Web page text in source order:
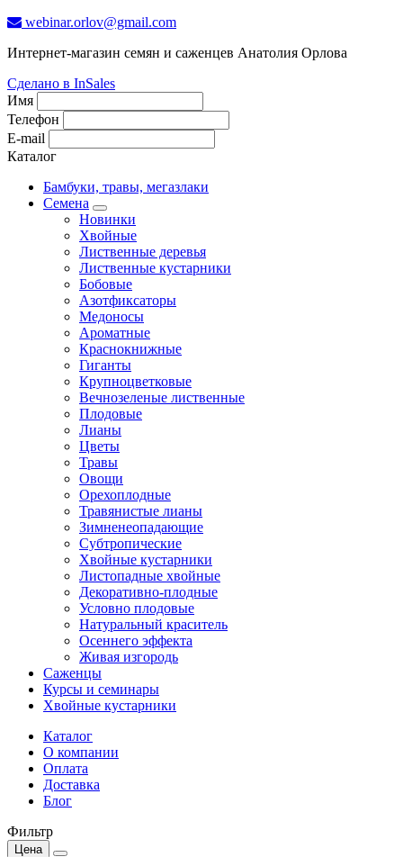
webinar.orlov@gmail.com
Интернет-магазин семян и саженцев Анатолия Орлова
Сделано в InSales
Имя
Телефон
E-mail
Каталог
Бамбуки, травы, мегазлаки
Семена
Новинки
Хвойные
Лиственные деревья
Лиственные кустарники
Бобовые
Азотфиксаторы
Медоносы
Ароматные
Краснокнижные
Гиганты
Крупноцветковые
Вечнозеленые лиственные
Плодовые
Лианы
Цветы
Травы
Овощи
Орехоплодные
Травянистые лианы
Зимненеопадающие
Субтропические
Хвойные кустарники
Листопадные хвойные
Декоративно-плодные
Условно плодовые
Натуральный краситель
Осеннего эффекта
Живая изгородь
Саженцы
Курсы и семинары
Хвойные кустарники
Каталог
О компании
Оплата
Доставка
Блог
Фильтр
Цена